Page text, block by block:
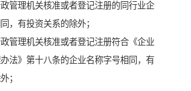
管理机关核准或者登记注册的同行业企
，有投资关系的除外；
管理机关核准或者登记注册符合《企业
法》第十八条的企业名称字号相同，有
；